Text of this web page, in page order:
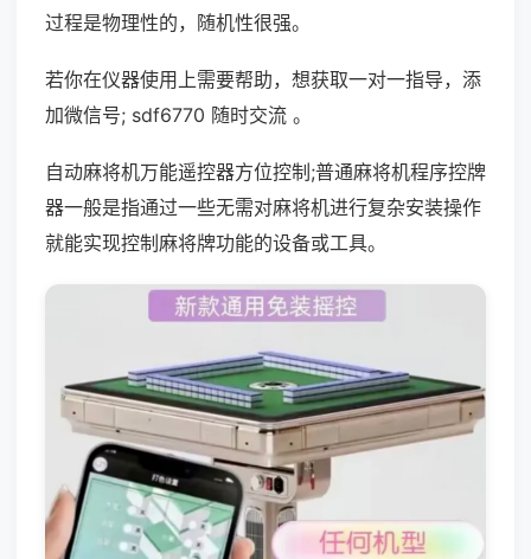
过程是物理性的，随机性很强。
若你在仪器使用上需要帮助，想获取一对一指导，添
加微信号; sdf6770 随时交流 。
自动麻将机万能遥控器方位控制;普通麻将机程序控牌
器一般是指通过一些无需对麻将机进行复杂安装操作
就能实现控制麻将牌功能的设备或工具。